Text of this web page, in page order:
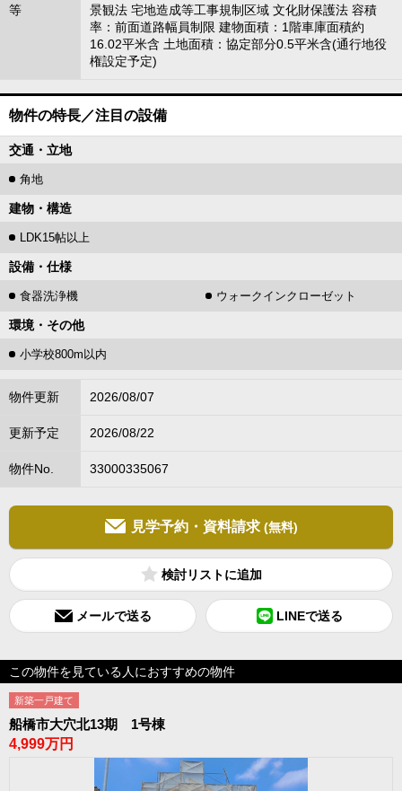
等
景観法 宅地造成等工事規制区域 文化財保護法 容積
率：前面道路幅員制限 建物面積：1階車庫面積約
16.02平米含 土地面積：協定部分0.5平米含(通行地役
権設定予定)
物件の特長／注目の設備
交通・立地
角地
建物・構造
LDK15帖以上
設備・仕様
食器洗浄機 ウォークインクローゼット
環境・その他
小学校800m以内
物件更新 2026/08/07
更新予定 2026/08/22
物件No. 33000335067
見学予約・資料請求 (無料)
検討リスト
メールで送る LINEで送る
この物件を見ている人におすすめの物件
新築一戸建て
船橋市大穴北13期 1号棟
4,999万円